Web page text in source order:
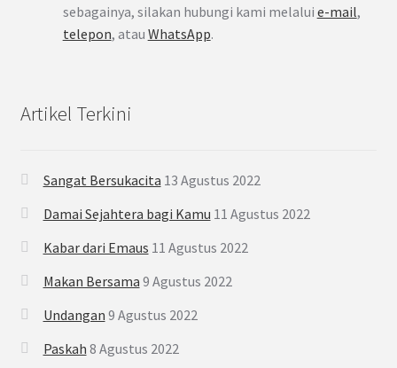
sebagainya, silakan hubungi kami melalui e-mail,
telepon, atau WhatsApp.
Artikel Terkini
Sangat Bersukacita 13 Agustus 2022
Damai Sejahtera bagi Kamu 11 Agustus 2022
Kabar dari Emaus 11 Agustus 2022
Makan Bersama 9 Agustus 2022
Undangan 9 Agustus 2022
Paskah 8 Agustus 2022